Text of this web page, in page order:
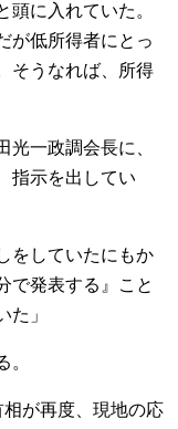
頭に入れていた。
が低所得者にとっ
そうなれば、所得
一政調会長に、
指示を出してい
をしていたにもか
で発表する』こと
た」
。
相が再度、現地の応